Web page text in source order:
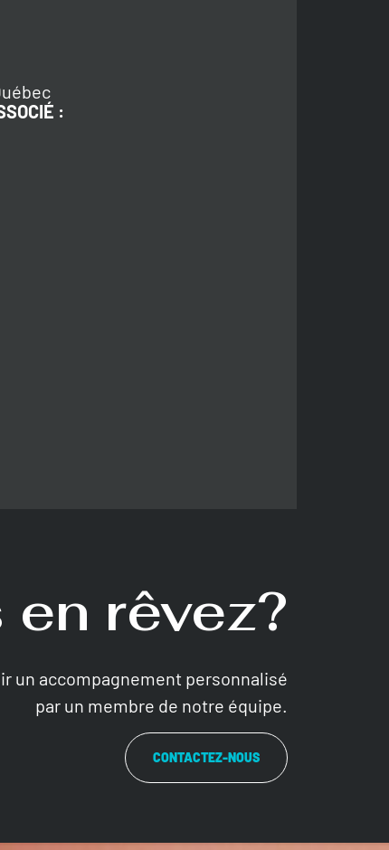
:
rêvez?
un accompagnement personnalisé
par un membre de notre équipe.
CONTACTEZ-NOUS